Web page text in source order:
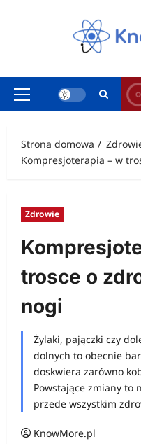
Menu
Strona domowa
Kompresjoterapia – w
Zdrowie
trosce o
nogi
Żylaki, pajączki czy
dolnych to obecnie
doskwiera zarówno
Powstające zmiany to
przede wszystkim
KnowMore.pl